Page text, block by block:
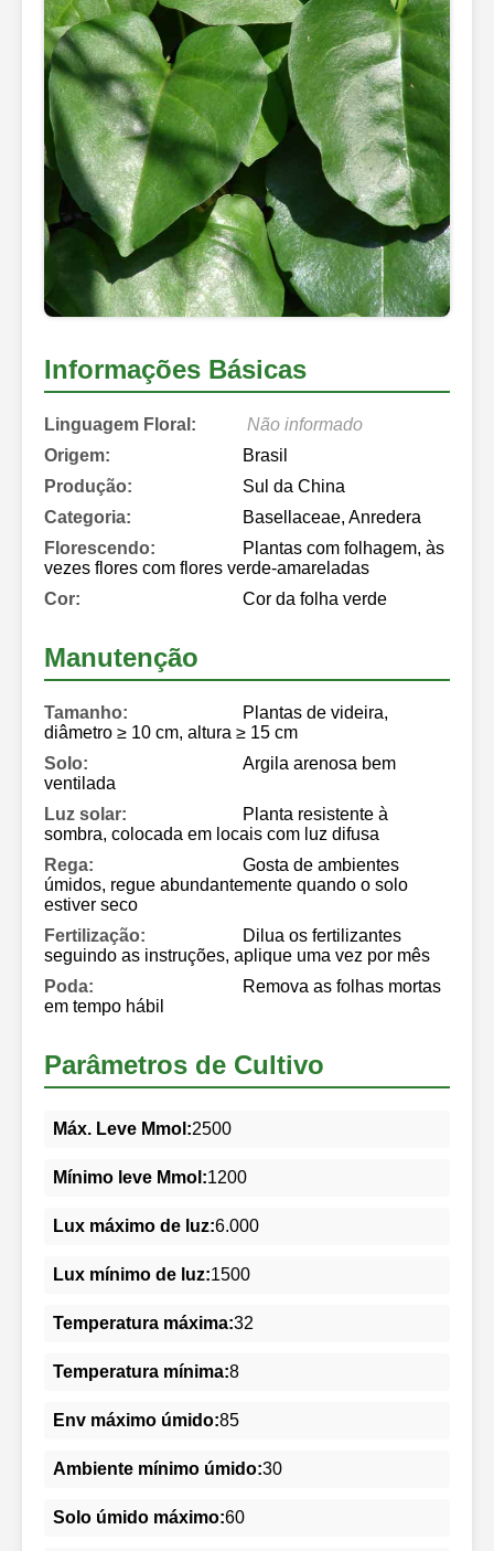
Informações Básicas
Linguagem Floral:
Não informado
Origem:
Brasil
Produção:
Sul da China
Categoria:
Basellaceae, Anredera
Florescendo:
Plantas com folhagem, às
vezes flores com flores verde-amareladas
Cor:
Cor da folha verde
Manutenção
Tamanho:
Plantas de videira,
diâmetro ≥ 10 cm, altura ≥ 15 cm
Solo:
Argila arenosa bem
ventilada
Luz solar:
Planta resistente à
sombra, colocada em locais com luz difusa
Rega:
Gosta de ambientes
úmidos, regue abundantemente quando o solo
estiver seco
Fertilização:
Dilua os fertilizantes
seguindo as instruções, aplique uma vez por mês
Poda:
Remova as folhas mortas
em tempo hábil
Parâmetros de Cultivo
Máx. Leve Mmol:2500
Mínimo leve Mmol:1200
Lux máximo de luz:6.000
Lux mínimo de luz:1500
Temperatura máxima:32
Temperatura mínima:8
Env máximo úmido:85
Ambiente mínimo úmido:30
Solo úmido máximo:60